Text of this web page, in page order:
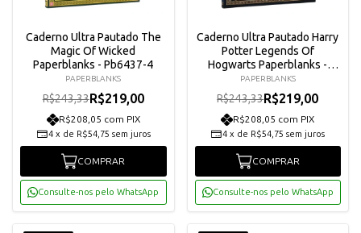
Caderno Ultra Pautado The
Magic Of Wicked
Paperblanks - Pb6437-4
PAPERBLANKS
R$243,33R$219,00
R$208,05 com PIX
4 x de R$54,75 sem juros
COMPRAR
Consulte-nos pelo WhatsApp
Caderno Ultra Pautado Harry
Potter Legends Of
Hogwarts Paperblanks -
Pb6519-7
PAPERBLANKS
R$243,33R$219,00
R$208,05 com PIX
4 x de R$54,75 sem juros
COMPRAR
Consulte-nos pelo WhatsApp